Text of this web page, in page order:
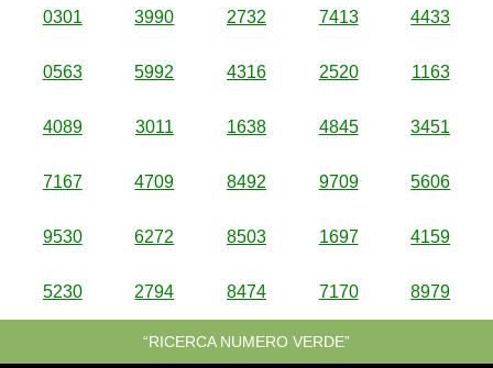
0301 3990 2732 7413 4433
0563 5992 4316 2520 1163
4089 3011 1638 4845 3451
7167 4709 8492 9709 5606
9530 6272 8503 1697 4159
5230 2794 8474 7170 8979
“RICERCA NUMERO VERDE”